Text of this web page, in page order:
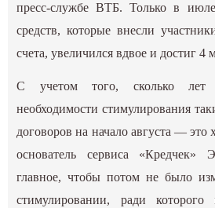
пресс-службе ВТБ. Только в
средств, которые внесли
счета, увеличился вдвое и достиг 4
С учетом того, сколько лет
необходимости стимулирования
договоров на начало августа — это
основатель сервиса
главное, чтобы потом не было
стимулировании, ради